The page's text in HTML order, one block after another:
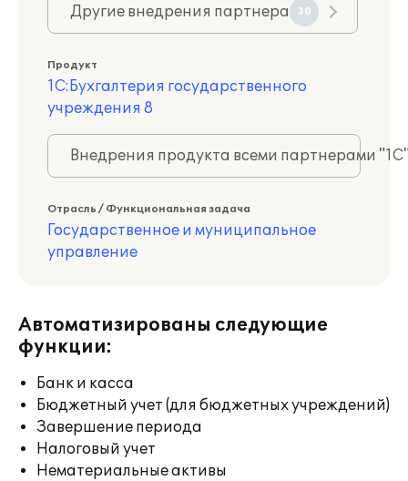
Другие внедрения партнера 30
Продукт
1С:Бухгалтерия государственного
учреждения 8
Внедрения продукта всеми партнерами
Отрасль / Функциональная задача
Государственное и муниципальное
управление
Автоматизированы следующие
функции:
Банк и касса
Бюджетный учет (для бюджетных учреждений)
Завершение периода
Налоговый учет
Нематериальные активы